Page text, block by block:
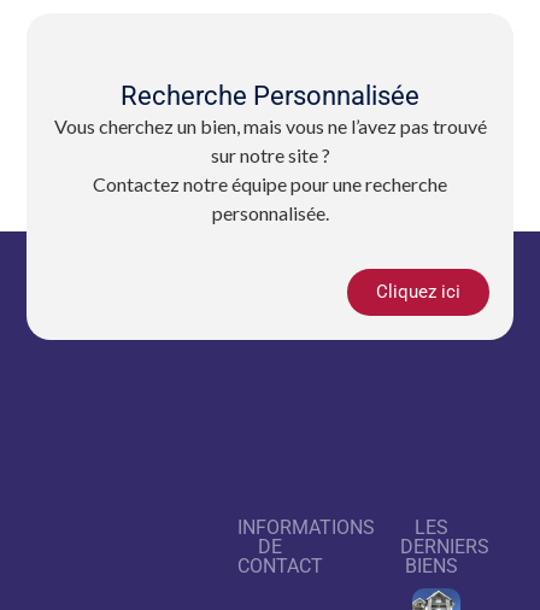
Recherche Personnalisée
Vous cherchez un bien, mais vous ne l’avez pas trouvé
sur notre site ?
Contactez notre équipe pour une recherche
personnalisée.
Cliquez ici
INFORMATIONS
DE
CONTACT
LES
DERNIERS
BIENS